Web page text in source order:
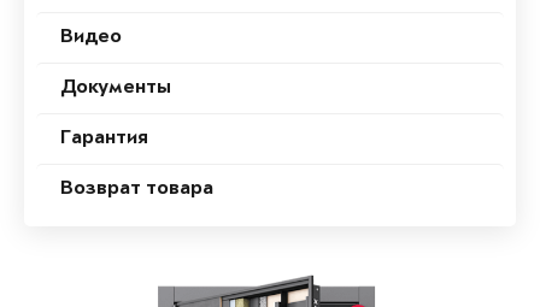
Видео
Документы
Гарантия
Возврат товара